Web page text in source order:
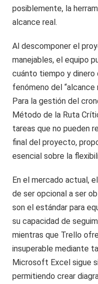
posiblemente, la
alcance real.
Al descomponer el
manejables, el equipo
cuánto tiempo y dinero
fenómeno del
Para la gestión del
Método de la Ruta
tareas que no pueden
final del proyecto,
esencial sobre la
En el mercado actual,
de ser opcional a ser
son el estándar para
su capacidad de
mientras que Trello
insuperable mediante
Microsoft Excel sigue
permitiendo crear